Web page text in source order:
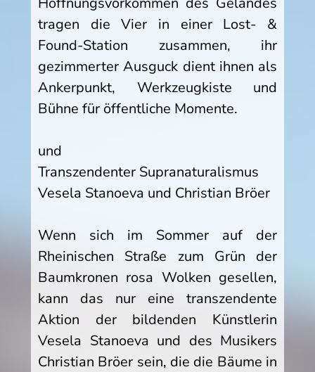
tragen die Vier in einer Lost- &
Found-Station zusammen, ihr
gezimmerter Ausguck dient ihnen als
Ankerpunkt, Werkzeugkiste und
Bühne für öffentliche Momente.
und
Transzendenter Supranaturalismus
Vesela Stanoeva und Christian Bröer
Wenn sich im Sommer auf der
Rheinischen Straße zum Grün der
Baumkronen rosa Wolken gesellen,
kann das nur eine transzendente
Aktion der bildenden Künstlerin
Vesela Stanoeva und des Musikers
Christian Bröer sein, die die Bäume in